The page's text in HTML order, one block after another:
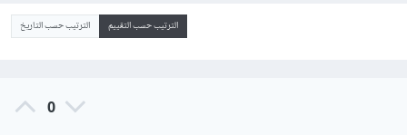
الترتيب حسب التقييم الترتيب حسب التاريخ
0